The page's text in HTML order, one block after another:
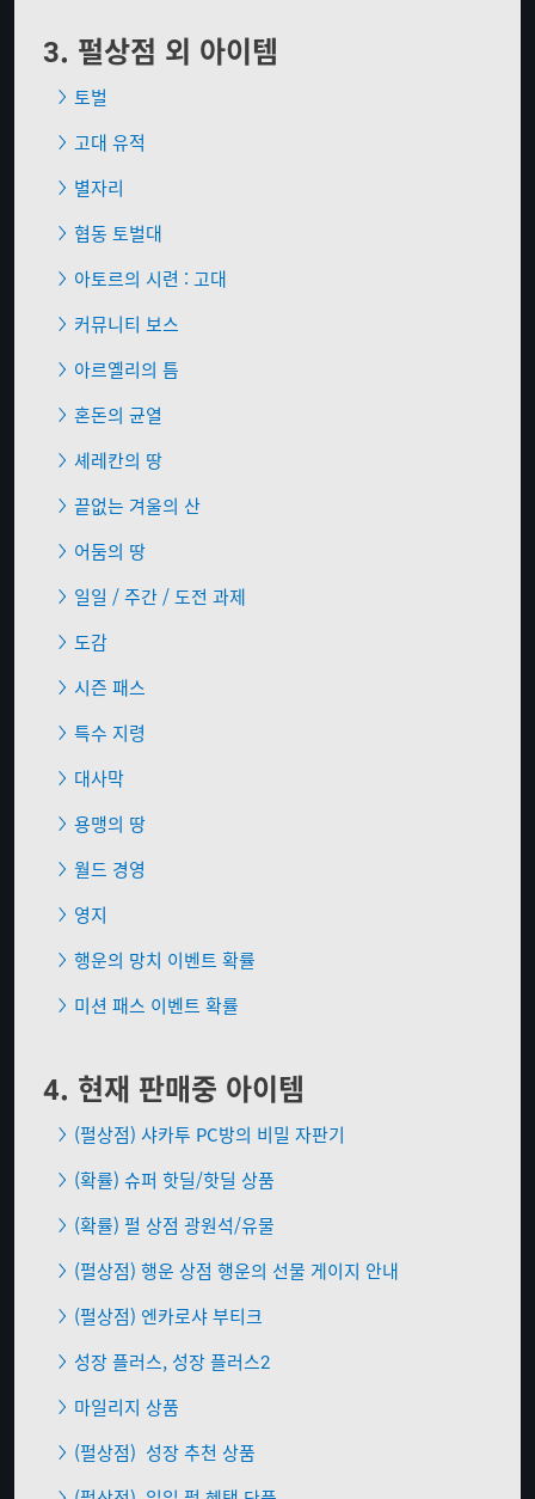
3. 펄상점 외 아이템
토벌
고대 유적
별자리
협동 토벌대
아토르의 시련 : 고대
커뮤니티 보스
아르옐리의 틈
혼돈의 균열
셰레칸의 땅
끝없는 겨울의 산
어둠의 땅
일일 / 주간 / 도전 과제
도감
시즌 패스
특수 지령
대사막
용맹의 땅
월드 경영
영지
행운의 망치 이벤트 확률
미션 패스 이벤트 확률
4. 현재 판매중 아이템
(펄상점) 샤카투 PC방의 비밀 자판기
(확률) 슈퍼 핫딜/핫딜 상품
(확률) 펄 상점 광원석/유물
(펄상점) 행운 상점 행운의 선물 게이지 안내
(펄상점) 엔카로샤 부티크
성장 플러스, 성장 플러스2
마일리지 상품
(펄상점) 성장 추천 상품